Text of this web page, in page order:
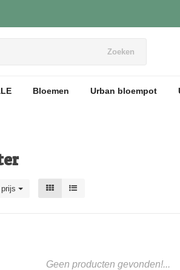
Zoeken
Bloemen Urban bloempot
Geen producten gevonden!...